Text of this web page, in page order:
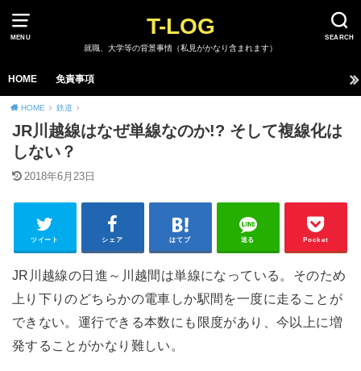
MENU SEARCH
T-LOG
就職、大学等の背景事情（私見がかなり含まれます）
HOME 免責事項
HOME 鉄道
JR川越線はなぜ単線なのか!? そして複線化は
しない？
2018年6月23日
ツイート シェア はてブ 送る Pocket
JR川越線の日進～川越間は単線になっている。そのため
上り下りのどちらかの電車しか駅間を一度に走ることが
できない。運行できる本数にも限度があり、今以上に増
発することがかなり難しい。